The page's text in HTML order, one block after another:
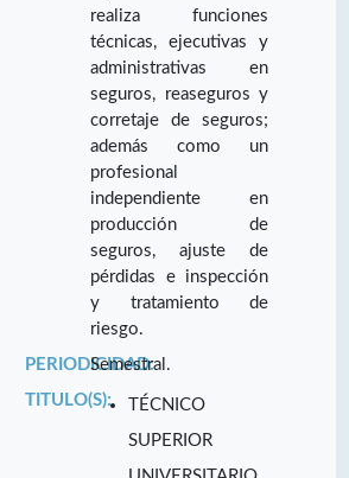
realiza funciones
técnicas, ejecutivas y
administrativas en
seguros, reaseguros y
corretaje de seguros;
además como un
profesional
independiente en
producción de
seguros, ajuste de
pérdidas e inspección
y tratamiento de
riesgo.
PERIODICIDAD:
Semestral.
TITULO(S):
TÉCNICO
SUPERIOR